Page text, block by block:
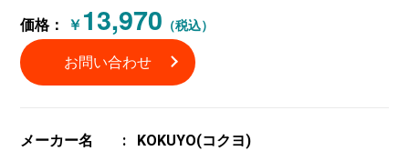
価格： ￥ 13,970 （税込）
お問い合わせ
メーカー名
KOKUYO(コクヨ)